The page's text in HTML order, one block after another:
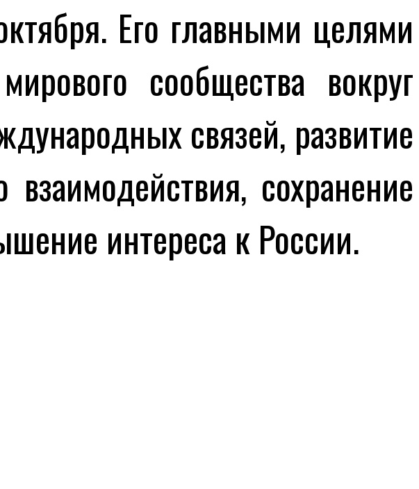
Его главными целями
сообщества вокруг
связей, развитие
сохранение
интереса к России.